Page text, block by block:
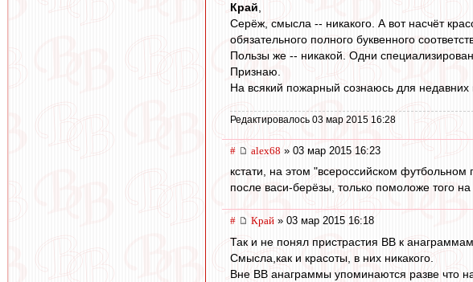
Край,
Серёж, смысла -- никакого. А вот насчёт
обязательного полного буквенного
Пользы же -- никакой. Одни
Признаю.
На всякий пожарный сознаюсь для недавних
Редактировалось 03 мар 2015 16:28
# alex68 » 03 мар 2015 16:23
кстати, на этом "всероссийском
после васи-берёзы, только помоложе того на
# Край » 03 мар 2015 16:18
Так и не понял пристрастия ВВ к
Смысла,как и красоты, в них никакого.
Вне ВВ анаграммы упоминаются разве что